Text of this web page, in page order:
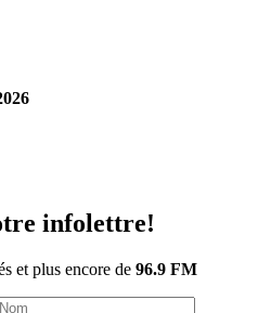
infolettre!
et plus encore de 96.9 FM